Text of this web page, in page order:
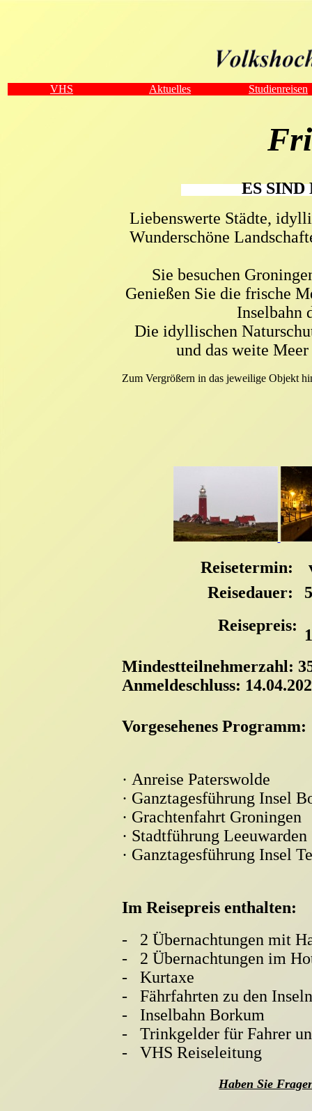
VHS Aktuelles Studienreisen
ES
Liebenswerte Städte,
Wunderschöne
Sie besuchen
Genießen Sie die frische
Inselbahn
Die idyllischen
und das weite
Zum Vergrößern in das jeweilige Objekt
Reisetermin:
Reisedauer:
Reisepreis:
Mindestteilnehmerzahl:
Anmeldeschluss:
Vorgesehenes Programm:
· Anreise Paterswolde
· Ganztagesführung Insel
· Grachtenfahrt Groningen
· Stadtführung Leeuwarden
· Ganztagesführung Insel
Im Reisepreis enthalten:
- 2 Übernachtungen mit
- 2 Übernachtungen im
- Kurtaxe
- Fährfahrten zu den
- Inselbahn Borkum
- Trinkgelder für Fahrer
- VHS Reiseleitung
Haben Sie